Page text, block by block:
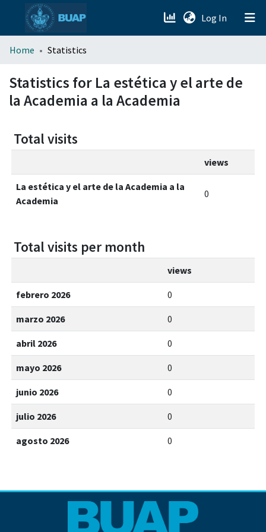
Log In (current)
menu.section.about_menu
All of DSpace
Home Statistics
Statistics for La estética y el arte de
la Academia a la Academia
Total visits
views
La estética y el arte de la Academia a la
Academia
0
Total visits per month
views
febrero 2026 0
marzo 2026 0
abril 2026 0
mayo 2026 0
junio 2026 0
julio 2026 0
agosto 2026 0